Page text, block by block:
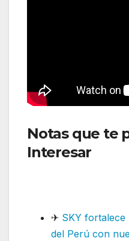
Notas que te
Interesar
✈ SKY fortalece
del Perú con